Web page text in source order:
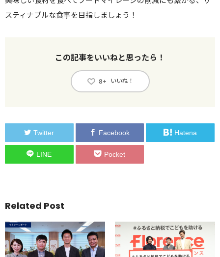
スティナブルな食事を目指しましょう！
この記事をいいねと思ったら！
8+ いいね！
Twitter Facebook Hatena
LINE Pocket
Related Post